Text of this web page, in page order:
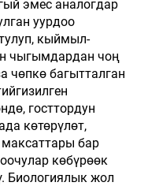
эмес аналогдар
уурдоо
кыймыл-
чыгымдардан чоң
чөпкө багытталган
госттордун
көтөрүлөт,
бар
көбүрөөк
Биологиялык жол